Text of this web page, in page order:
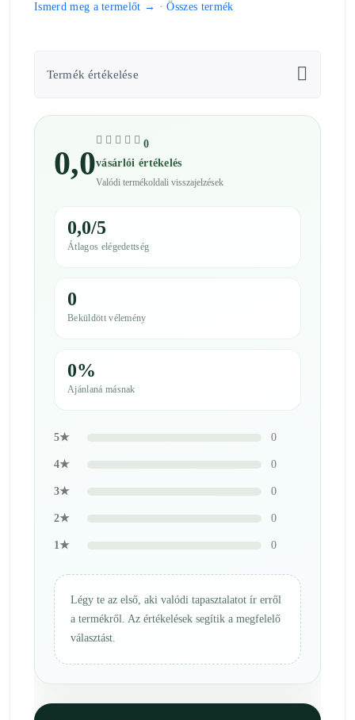
Ismerd meg a termelőt → ·Összes termék
Termék értékelése
0,0
0
vásárlói értékelés
Valódi termékoldali visszajelzések
0,0/5
Átlagos elégedettség
0
Beküldött vélemény
0%
Ajánlaná másnak
5★ 0
4★ 0
3★ 0
2★ 0
1★ 0
Légy te az első, aki valódi tapasztalatot ír erről
a termékről. Az értékelések segítik a megfelelő
választást.